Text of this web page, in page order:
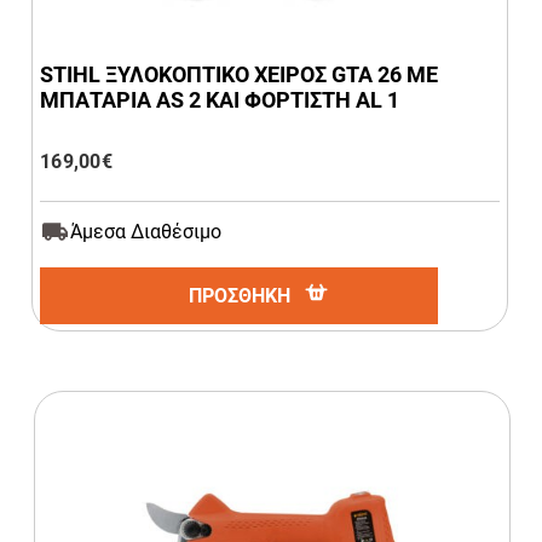
STIHL ΞΥΛΟΚΟΠΤΙΚΟ ΧΕΙΡΟΣ GTA 26 ΜΕ
ΜΠΑΤΑΡΙΑ AS 2 ΚΑΙ ΦΟΡΤΙΣΤΗ AL 1
169,00€
Άμεσα Διαθέσιμο
ΠΡΟΣΘΗΚΗ